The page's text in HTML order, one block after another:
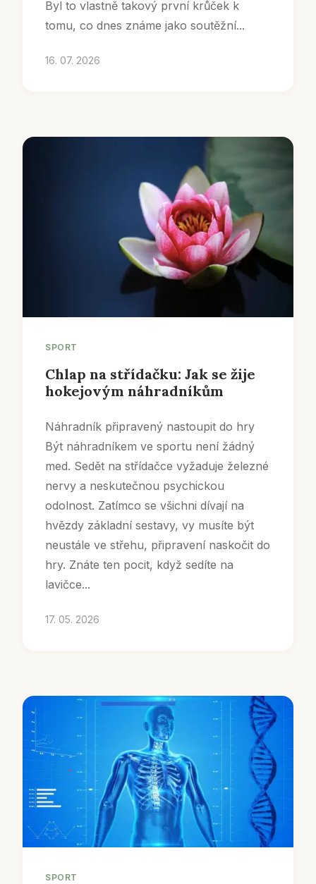
Byl to vlastně takový první krůček k
tomu, co dnes známe jako soutěžní...
16. 07. 2026
SPORT
Chlap na střídačku: Jak se žije
hokejovým náhradníkům
Náhradník připravený nastoupit do hry
Být náhradníkem ve sportu není žádný
med. Sedět na střídačce vyžaduje železné
nervy a neskutečnou psychickou
odolnost. Zatímco se všichni dívají na
hvězdy základní sestavy, vy musíte být
neustále ve střehu, připravení naskočit do
hry. Znáte ten pocit, když sedíte na
lavičce...
17. 05. 2026
SPORT